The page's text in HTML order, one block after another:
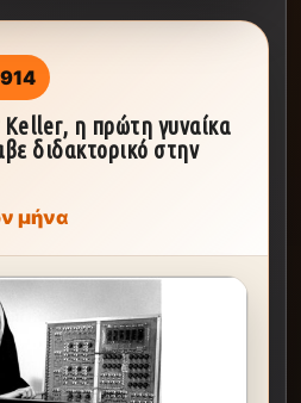
η πρώτη γυναίκα
διδακτορικό στην
μήνα